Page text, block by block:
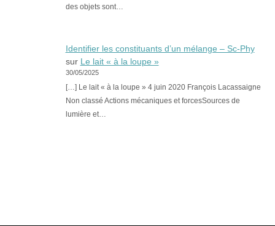
des objets sont…
Identifier les constituants d’un mélange – Sc-Phy
sur Le lait « à la loupe »
30/05/2025
[…] Le lait « à la loupe » 4 juin 2020 François Lacassaigne
Non classé Actions mécaniques et forcesSources de
lumière et…